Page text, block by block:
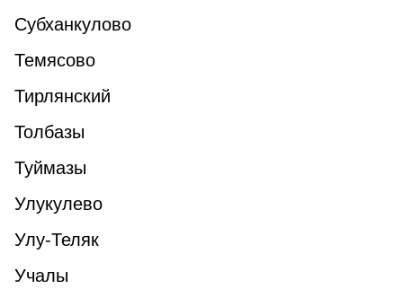
Субханкулово
Темясово
Тирлянский
Толбазы
Туймазы
Улукулево
Улу-Теляк
Учалы